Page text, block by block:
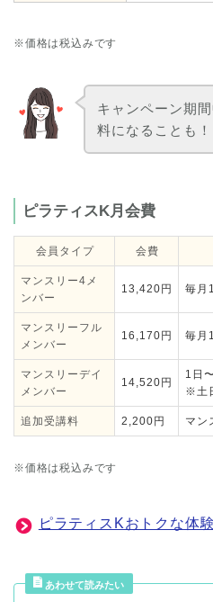
※価格は税込みです
キャンペーン期
料になることも！
ピラティスK月会費
会員タイプ 会費
マンスリー4メ
ンバー
13,420円 毎月
マンスリーフル
メンバー
16,170円 毎月
マンスリーデイ
メンバー
14,520円
1日
※土
追加受講料 2,200円 マン
※価格は税込みです
ピラティスKおトクな体